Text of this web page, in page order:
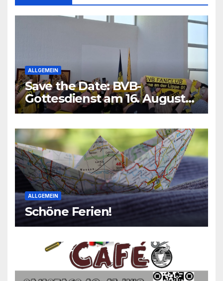
ALLGEMEIN
Save the Date: BVB-
Gottesdienst am 16. August
2026
ALLGEMEIN
Schöne Ferien!